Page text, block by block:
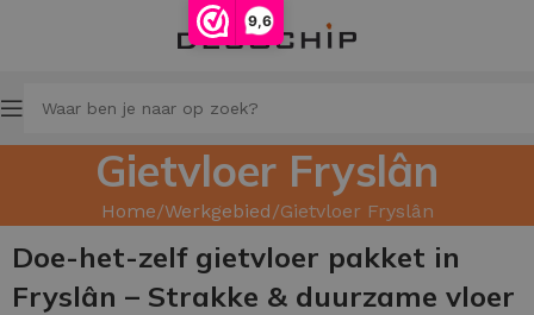
9,6
Gietvloer Fryslân
Home Werkgebied Gietvloer Fryslân
Doe-het-zelf gietvloer pakket in
Fryslân – Strakke & duurzame vloer